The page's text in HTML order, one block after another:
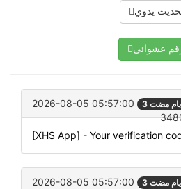
يدوي
عشوائي
2026-08-05 05:57:00 أيام مضت
[XHS App] - Your verification
2026-08-05 05:57:00 أيام مضت